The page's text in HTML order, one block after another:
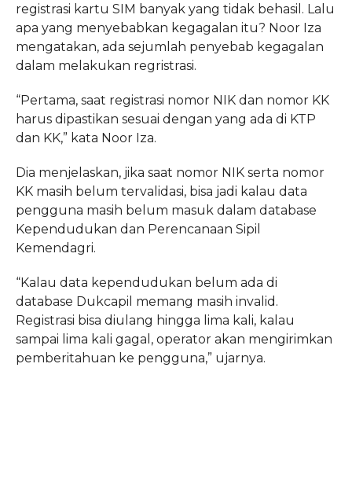
registrasi kartu SIM banyak yang tidak behasil. Lalu
apa yang menyebabkan kegagalan itu? Noor Iza
mengatakan, ada sejumlah penyebab kegagalan
dalam melakukan regristrasi.
“Pertama, saat registrasi nomor NIK dan nomor KK
harus dipastikan sesuai dengan yang ada di KTP
dan KK,” kata Noor Iza.
Dia menjelaskan, jika saat nomor NIK serta nomor
KK masih belum tervalidasi, bisa jadi kalau data
pengguna masih belum masuk dalam database
Kependudukan dan Perencanaan Sipil
Kemendagri.
“Kalau data kependudukan belum ada di
database Dukcapil memang masih invalid.
Registrasi bisa diulang hingga lima kali, kalau
sampai lima kali gagal, operator akan mengirimkan
pemberitahuan ke pengguna,” ujarnya.